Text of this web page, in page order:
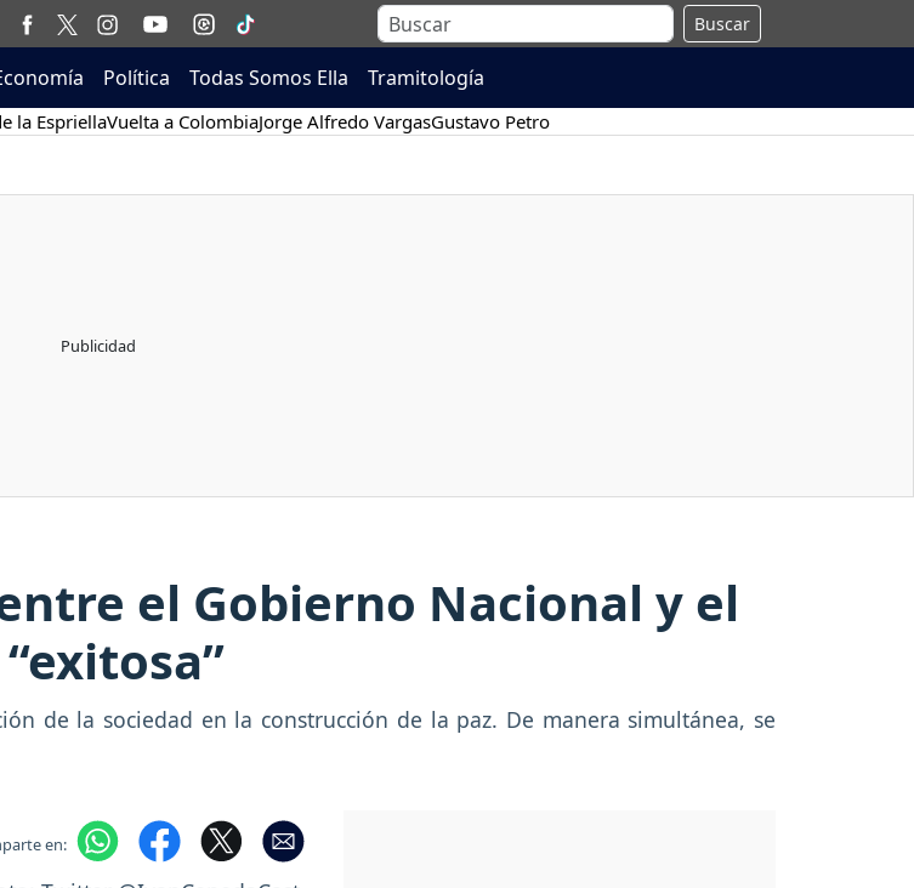
Buscar
Política Todas Somos Ella Tramitología
la EspriellaVuelta a ColombiaJorge Alfredo VargasGustavo Petro
el Gobierno Nacional y el
de la sociedad en la construcción de la paz. De manera simultánea, se
en: